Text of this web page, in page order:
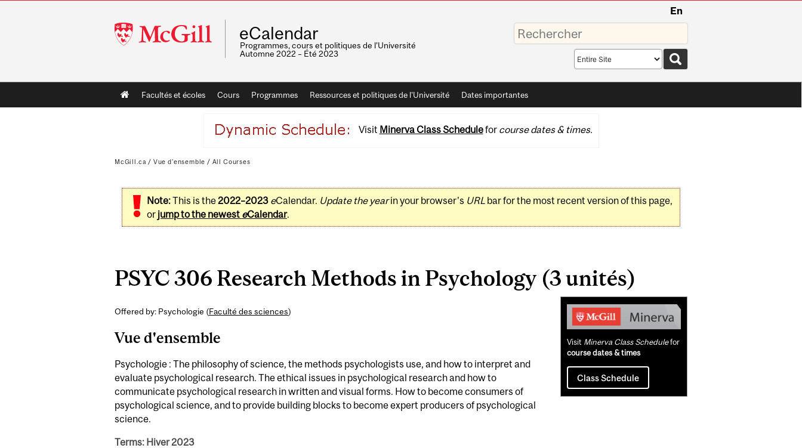
McGill
University
En
eCalendar
Programmes, cours et politiques de l'Université
Automne 2022 – Été 2023
Saisissez
vos
mots-
Search
scope
Main
navigation
Facultés et écoles Cours Programmes Ressources et politiques de l'Université Dates importantes
Visit Minerva Class Schedulefor course dates & times.
McGill.ca / Vue d'ensemble / All Courses
Note:This is the2022–2023 eCalendar. Update the yearin your browser's URLbar for the most recent version of this page,
or jump to the newest eCalendar.
PSYC 306 Research Methods in Psychology (3 unités)
Offered by: Psychologie (Faculté des sciences)
Vue d'ensemble
Psychologie : The philosophy of science, the methods psychologists use, and how to interpret and
evaluate psychological research. The ethical issues in psychological research and how to
communicate psychological research in written and visual forms. How to become consumers of
psychological science, and to provide building blocks to become expert producers of psychological
science.
Terms: Hiver 2023
Related
Content
Visit Minerva Class Schedulefor
course dates & times
Class Schedule